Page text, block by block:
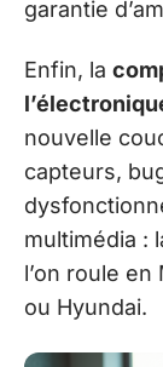
garantie
Enfin, la
nouvelle
capteurs,
multimédia :
l’on roule
ou Hyundai.